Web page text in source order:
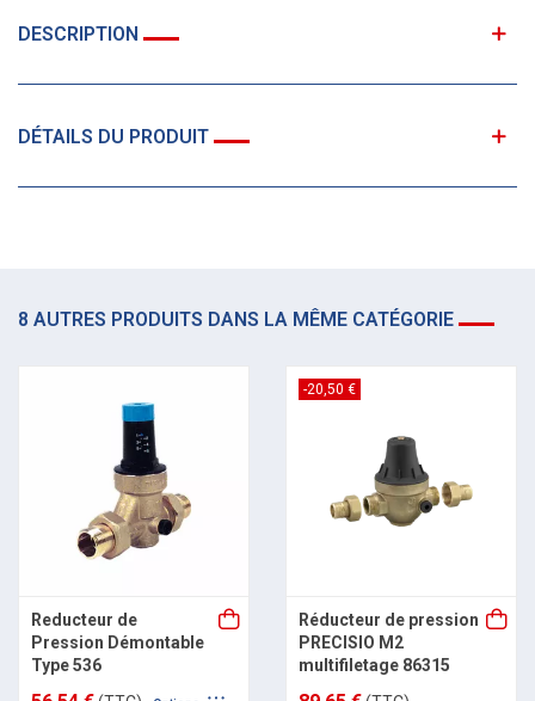
DESCRIPTION
DÉTAILS DU PRODUIT
8 AUTRES PRODUITS DANS LA MÊME CATÉGORIE
Reducteur de
Pression Démontable
Type 536
-20,50 €
Réducteur de pression
PRECISIO M2
multifiletage 86315